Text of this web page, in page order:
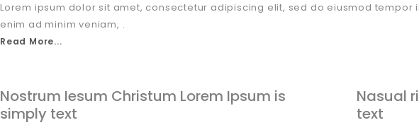
Lorem ipsum dolor sit amet, consectetur adipiscing elit, sed do eiusmod
enim ad minim veniam, .
Read More...
Nostrum Iesum Christum Lorem Ipsum is
simply text
Nasual
text